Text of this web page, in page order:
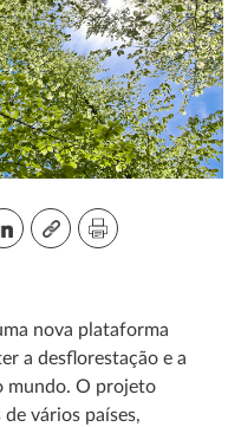
nova plataforma
a desflorestação e a
mundo. O projeto
vários países,